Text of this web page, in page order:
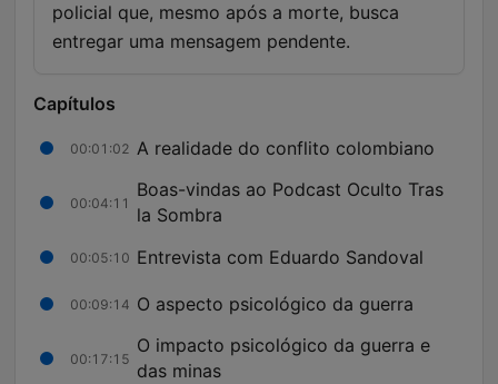
policial que, mesmo após a morte, busca
entregar uma mensagem pendente.
Capítulos
00:01:02 A realidade do conflito colombiano
00:04:11
Boas-vindas ao Podcast Oculto Tras
la Sombra
00:05:10 Entrevista com Eduardo Sandoval
00:09:14 O aspecto psicológico da guerra
00:17:15
O impacto psicológico da guerra e
das minas